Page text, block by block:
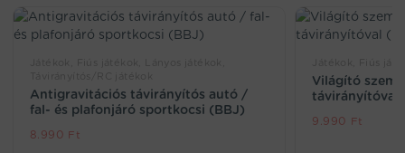
Antigravitációs távirányítós autó /
fal- és plafonjáró sportkocsi (BBJ)
8.990 Ft
Világító
távirányítóval
9.990 Ft